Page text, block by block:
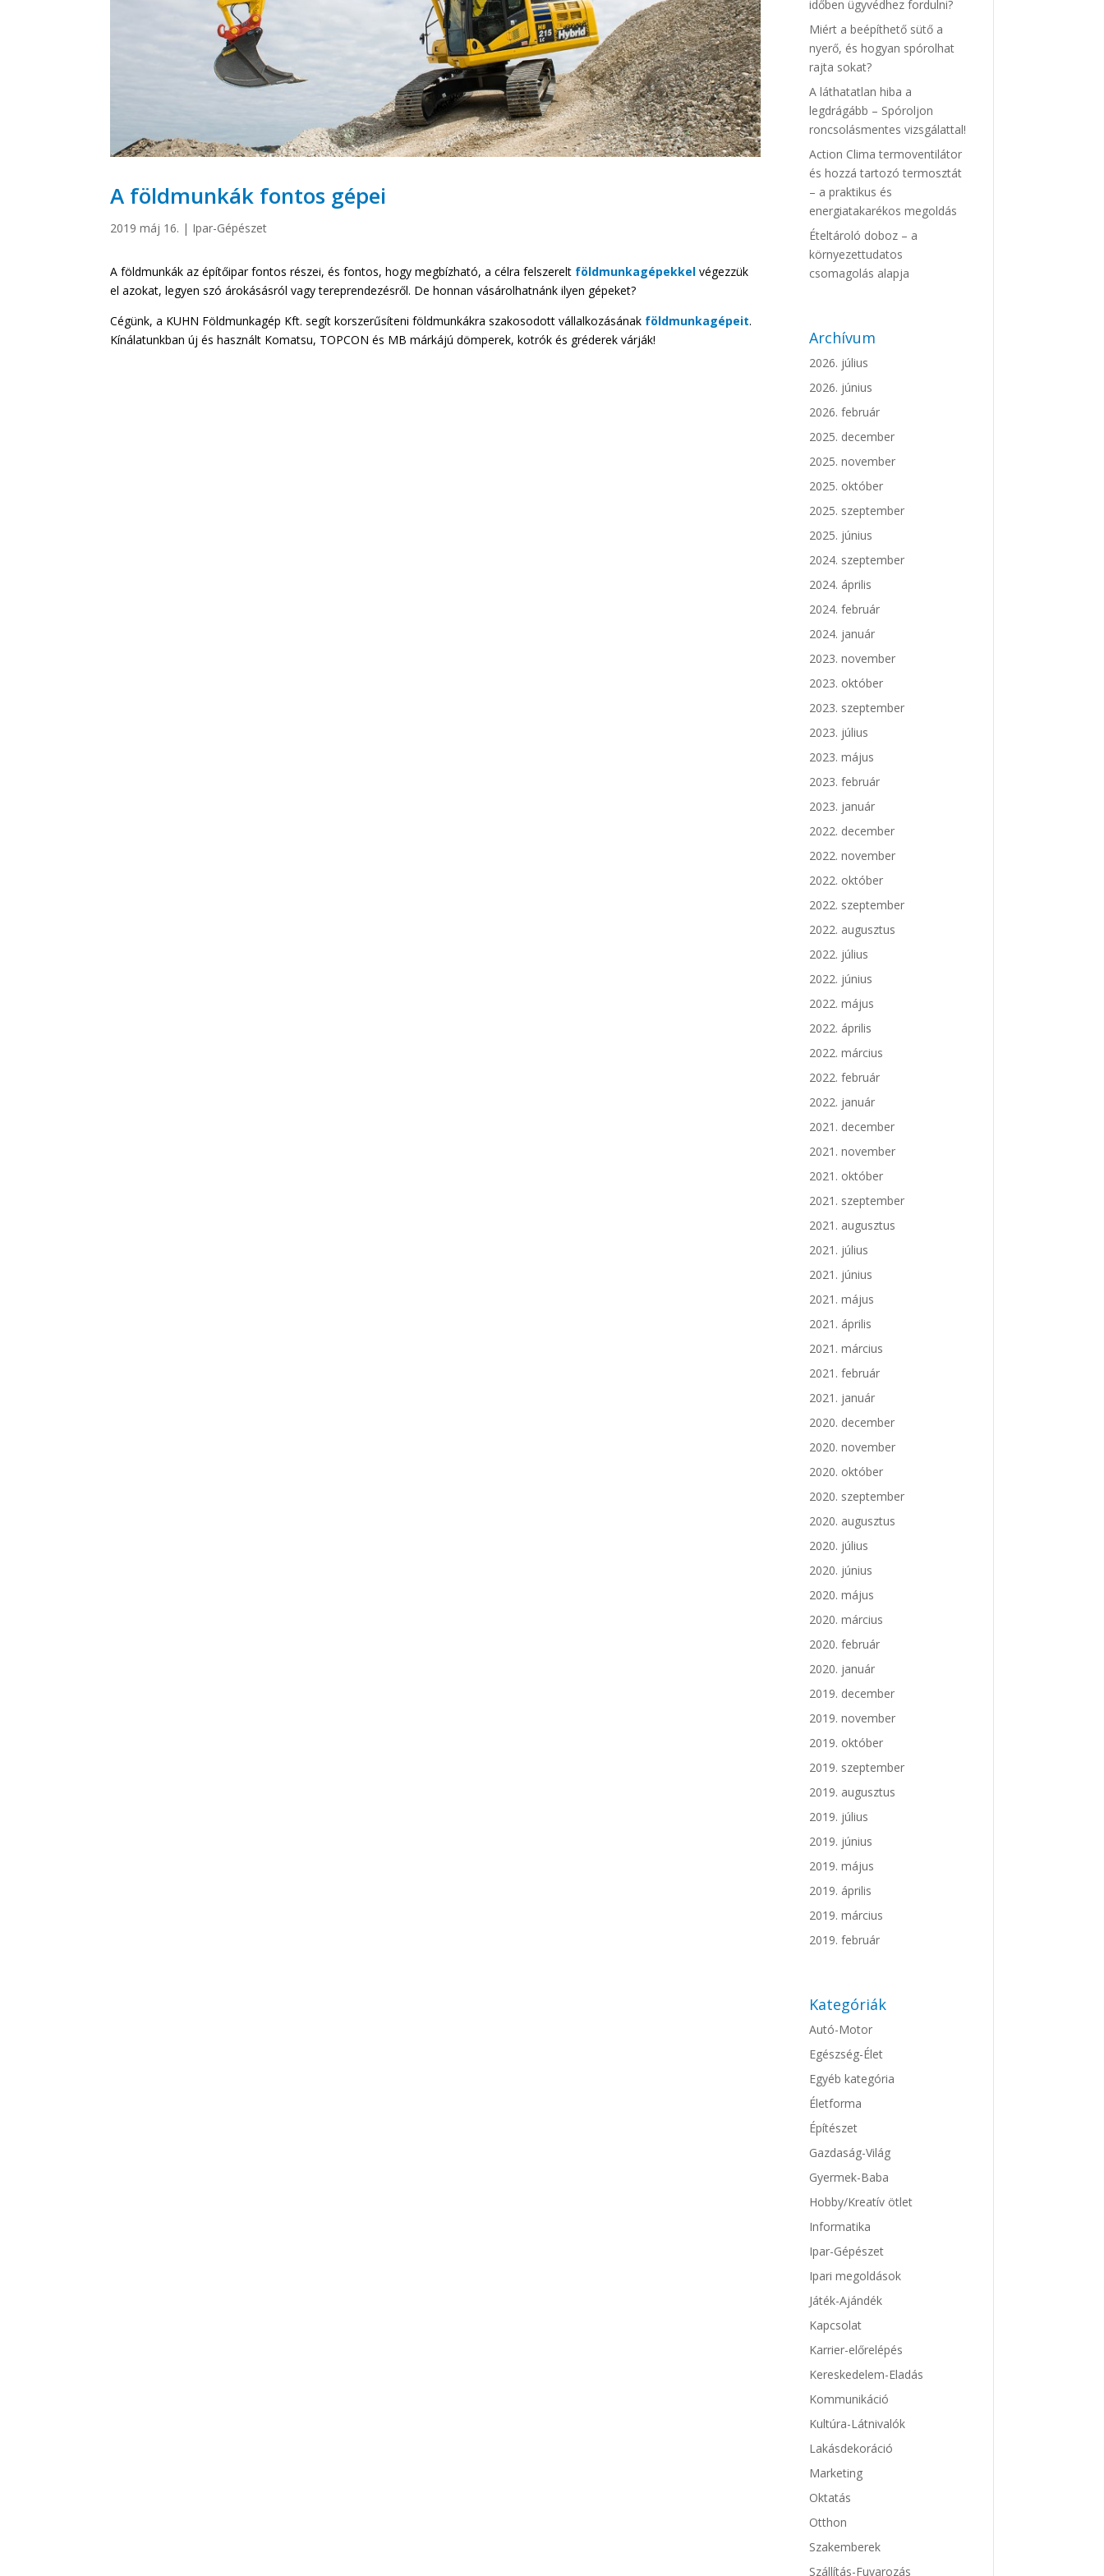
A földmunkák fontos gépei
2019 máj 16. | Ipar-Gépészet
A földmunkák az építőipar fontos részei, és fontos, hogy megbízható, a célra felszerelt földmunkagépekkel végezzük
el azokat, legyen szó árokásásról vagy tereprendezésről. De honnan vásárolhatnánk ilyen gépeket?
Cégünk, a KUHN Földmunkagép Kft. segít korszerűsíteni földmunkákra szakosodott vállalkozásának földmunkagépeit.
Kínálatunkban új és használt Komatsu, TOPCON és MB márkájú dömperek, kotrók és gréderek várják!
időben ügyvédhez fordulni?
Miért a beépíthető sütő a
nyerő, és hogyan spórolhat
rajta sokat?
A láthatatlan hiba a
legdrágább – Spóroljon
roncsolásmentes vizsgálattal!
Action Clima termoventilátor
és hozzá tartozó termosztát
– a praktikus és
energiatakarékos megoldás
Ételtároló doboz – a
környezettudatos
csomagolás alapja
Archívum
2026. július
2026. június
2026. február
2025. december
2025. november
2025. október
2025. szeptember
2025. június
2024. szeptember
2024. április
2024. február
2024. január
2023. november
2023. október
2023. szeptember
2023. július
2023. május
2023. február
2023. január
2022. december
2022. november
2022. október
2022. szeptember
2022. augusztus
2022. július
2022. június
2022. május
2022. április
2022. március
2022. február
2022. január
2021. december
2021. november
2021. október
2021. szeptember
2021. augusztus
2021. július
2021. június
2021. május
2021. április
2021. március
2021. február
2021. január
2020. december
2020. november
2020. október
2020. szeptember
2020. augusztus
2020. július
2020. június
2020. május
2020. március
2020. február
2020. január
2019. december
2019. november
2019. október
2019. szeptember
2019. augusztus
2019. július
2019. június
2019. május
2019. április
2019. március
2019. február
Kategóriák
Autó-Motor
Egészség-Élet
Egyéb kategória
Életforma
Építészet
Gazdaság-Világ
Gyermek-Baba
Hobby/Kreatív ötlet
Informatika
Ipar-Gépészet
Ipari megoldások
Játék-Ajándék
Kapcsolat
Karrier-előrelépés
Kereskedelem-Eladás
Kommunikáció
Kultúra-Látnivalók
Lakásdekoráció
Marketing
Oktatás
Otthon
Szakemberek
Szállítás-Fuvarozás